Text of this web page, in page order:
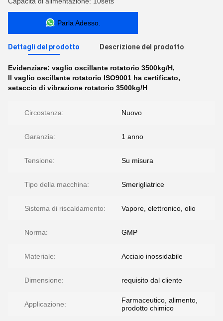
Parla Adesso.
Dettagli del prodotto Descrizione del prodotto
Evidenziare: vaglio oscillante rotatorio 3500kg/H,
Il vaglio oscillante rotatorio ISO9001 ha certificato,
setaccio di vibrazione rotatorio 3500kg/H
Circostanza: Nuovo
Garanzia: 1 anno
Tensione: Su misura
Tipo della macchina: Smerigliatrice
Sistema di riscaldamento: Vapore, elettronico, olio
Norma: GMP
Materiale: Acciaio inossidabile
Dimensione: requisito dal cliente
Applicazione:
Farmaceutico, alimento,
prodotto chimico